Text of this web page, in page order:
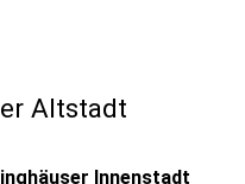
Altstadt
Innenstadt